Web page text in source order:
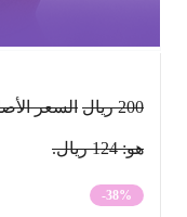
ريال السعر الأصلي هو: 200
-38%